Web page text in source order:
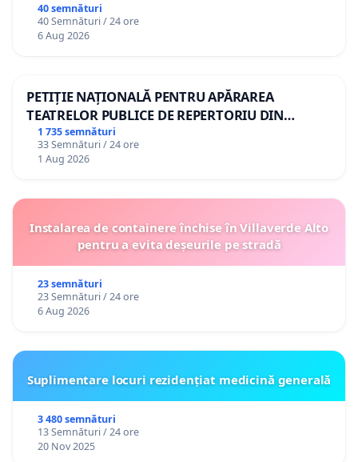
CA FIIND NECONSTITUŢIONALE SUNT SUSPENDATE
DE DREPT.
_________________
Despre autoarea petiţiei)
gradațiilor de vechime pentru asistenții
personali
40 semnături
40 Semnături / 24 ore
6 Aug 2026
PETIȚIE NAȚIONALĂ PENTRU APĂRAREA
TEATRELOR PUBLICE DE REPERTORIU DIN
ROMÂNIA
1 735 semnături
33 Semnături / 24 ore
1 Aug 2026
Instalarea de containere închise în Villaverde Alto
pentru a evita deșeurile pe stradă
23 semnături
23 Semnături / 24 ore
6 Aug 2026
Suplimentare locuri rezidențiat medicină generală
3 480 semnături
13 Semnături / 24 ore
20 Nov 2025